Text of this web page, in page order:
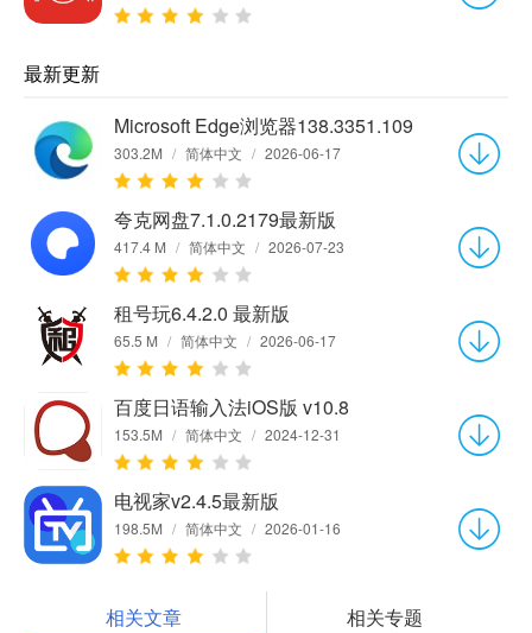
最新更新
Microsoft Edge浏览器138.3351.109
303.2M / 简体中文 / 2026-06-17
夸克网盘7.1.0.2179最新版
417.4 M / 简体中文 / 2026-07-23
租号玩6.4.2.0 最新版
65.5 M / 简体中文 / 2026-06-17
百度日语输入法iOS版 v10.8
153.5M / 简体中文 / 2024-12-31
电视家v2.4.5最新版
198.5M / 简体中文 / 2026-01-16
相关文章 相关专题